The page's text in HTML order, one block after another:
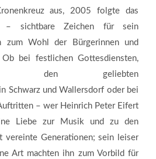
aus, 2005 folgte das
– sichtbare Zeichen für sein
zum Wohl der Bürgerinnen und
bei festlichen Gottesdiensten,
den geliebten
Schwarz und Wallersdorf oder bei
– wer Heinrich Peter Eifert
Liebe zur Musik und zu den
vereinte Generationen; sein leiser
Art machten ihn zum Vorbild für